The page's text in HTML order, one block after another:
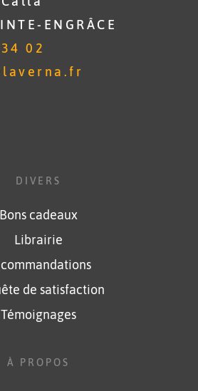
ENGRÂCE
02
DIVERS
Bons cadeaux
Librairie
de satisfaction
Témoignages
À PROPOS